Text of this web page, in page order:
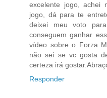
excelente jogo, achei
jogo, dá para te
deixei meu voto
conseguem ganhar
vídeo sobre o Forza
não sei se vc gosta
certeza irá
Responder